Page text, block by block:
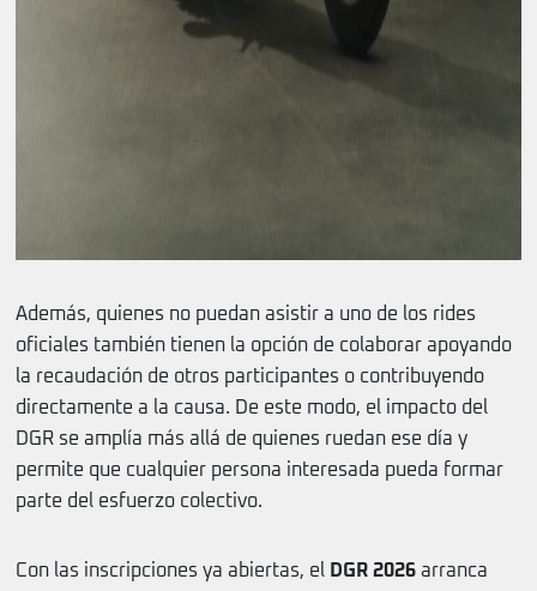
Además, quienes no puedan asistir a uno de los rides
oficiales también tienen la opción de colaborar apoyando
la recaudación de otros participantes o contribuyendo
directamente a la causa. De este modo, el impacto del
DGR se amplía más allá de quienes ruedan ese día y
permite que cualquier persona interesada pueda formar
parte del esfuerzo colectivo.
Con las inscripciones ya abiertas, el DGR 2026 arranca